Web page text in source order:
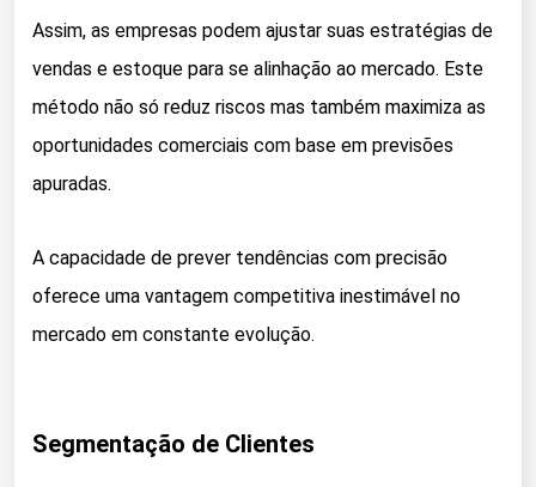
Assim, as empresas podem ajustar suas estratégias de
vendas e estoque para se alinhação ao mercado. Este
método não só reduz riscos mas também maximiza as
oportunidades comerciais com base em previsões
apuradas.
A capacidade de prever tendências com precisão
oferece uma vantagem competitiva inestimável no
mercado em constante evolução.
Segmentação de Clientes